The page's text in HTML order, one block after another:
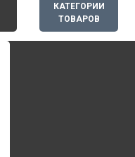
КАТЕГОРИИ
ТОВАРОВ